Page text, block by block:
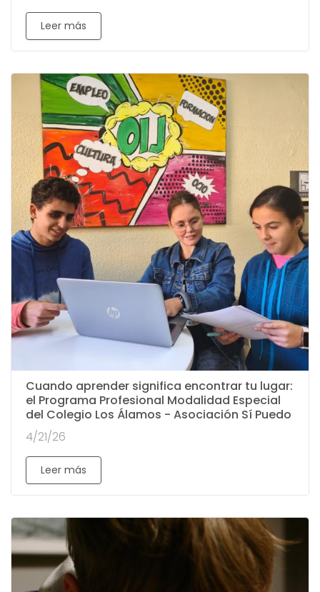
Leer más
Cuando aprender significa encontrar tu lugar:
el Programa Profesional Modalidad Especial
del Colegio Los Álamos - Asociación Sí Puedo
4/21/26
Leer más